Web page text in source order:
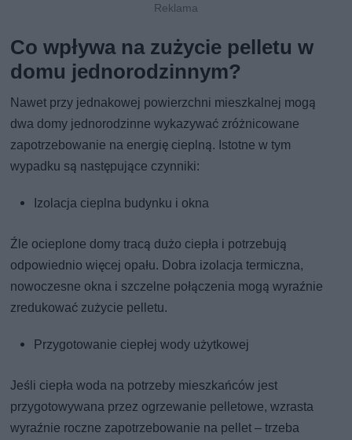
Co wpływa na zużycie pelletu w
domu jednorodzinnym?
Nawet przy jednakowej powierzchni mieszkalnej mogą
dwa domy jednorodzinne wykazywać zróżnicowane
zapotrzebowanie na energię cieplną. Istotne w tym
wypadku są następujące czynniki:
Izolacja cieplna budynku i okna
Źle ocieplone domy tracą dużo ciepła i potrzebują
odpowiednio więcej opału. Dobra izolacja termiczna,
nowoczesne okna i szczelne połączenia mogą wyraźnie
zredukować zużycie pelletu.
Przygotowanie ciepłej wody użytkowej
Jeśli ciepła woda na potrzeby mieszkańców jest
przygotowywana przez ogrzewanie pelletowe, wzrasta
wyraźnie roczne zapotrzebowanie na pellet – trzeba